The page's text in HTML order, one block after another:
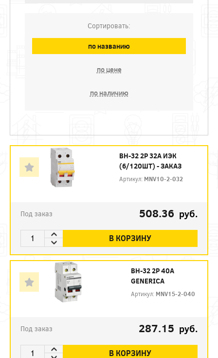
Сортировать:
по названию
по цене
по наличию
ВН-32 2P 32А ИЭК
(6/120ШТ) - ЗАКАЗ
Артикул: MNV10-2-032
Под заказ 508.36 руб.
В КОРЗИНУ
ВН-32 2P 40А
GENERICA
Артикул: MNV15-2-040
Под заказ 287.15 руб.
В КОРЗИНУ